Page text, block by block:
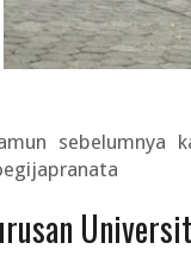
sebelumnya